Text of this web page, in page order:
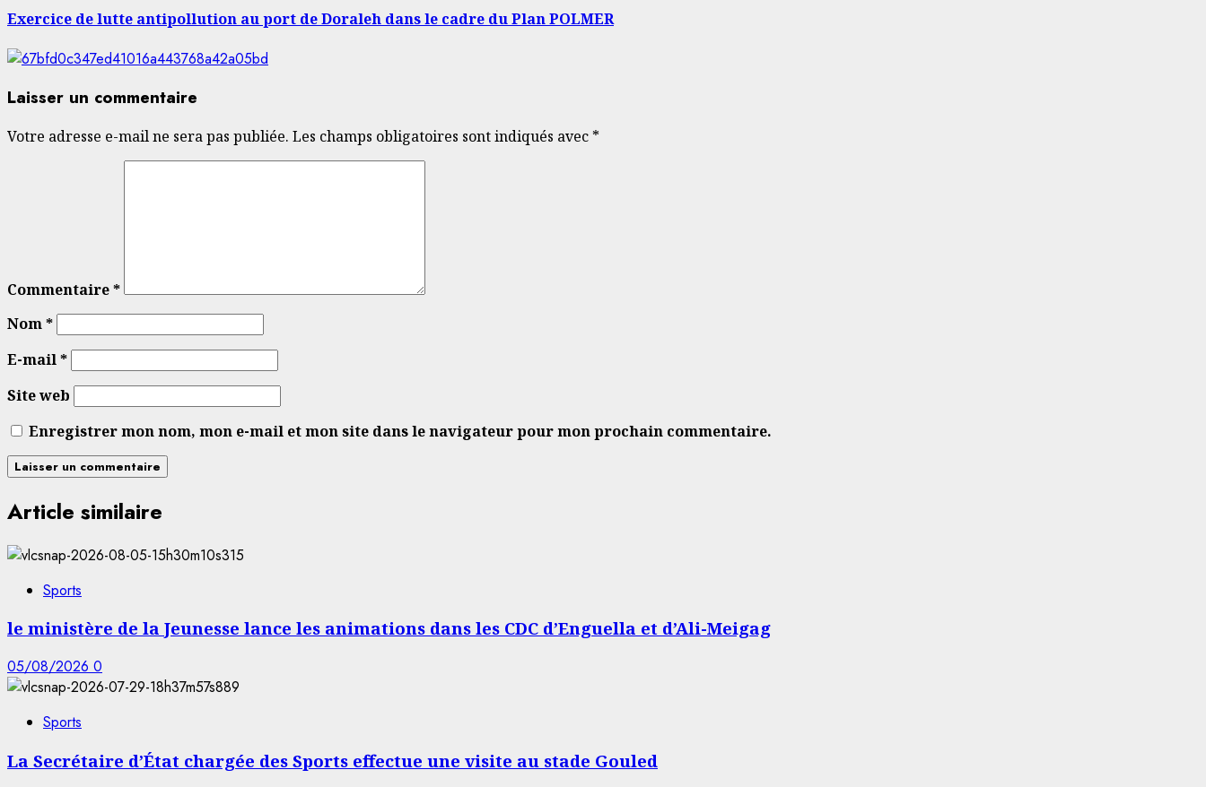
Exercice de lutte antipollution au port de Doraleh dans le cadre du Plan POLMER
Laisser un commentaire
Votre adresse e-mail ne sera pas publiée. Les champs obligatoires sont indiqués avec *
Commentaire*
Nom*
E-mail*
Site web
Enregistrer mon nom, mon e-mail et mon site dans le navigateur pour mon prochain commentaire.
Article similaire
Sports
le ministère de la Jeunesse lance les animations dans les CDC d’Enguella et d’Ali-Meigag
05/08/2026 0
Sports
La Secrétaire d’État chargée des Sports effectue une visite au stade Gouled